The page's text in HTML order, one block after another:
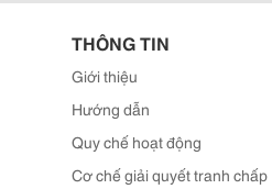
THÔNG TIN
Giới thiệu
Hướng dẫn
Quy chế hoạt động
Cơ chế giải quyết tranh chấp